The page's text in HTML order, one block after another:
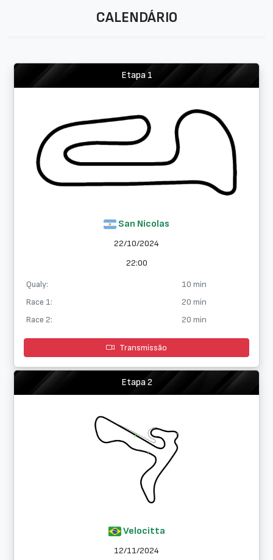
CALENDÁRIO
Etapa 1
San Nicolas
22/10/2024
22:00
Qualy:
10 min
Race 1:
20 min
Race 2:
20 min
Transmissão
Etapa 2
Velocitta
12/11/2024